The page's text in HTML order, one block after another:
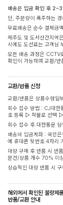
배송은 입금 확인 후
단, 주문량이 폭주하는
무료배송은 순수 결제금
제주도 및 도서산간지역
시에도 도선료는 고객님
모든 배송 과정은 CCTV
확인이 가능하며 교환/반
교환/반품 신청
교환/반품은 상품수령일
회수 접수 방법 : CJ대
호 등록 ▷ 착불로 선택
회수 접수 후 대한통운
배송비 입금계좌 : 국민
에 휴대폰 뒷번호 4자리
대량 구매 후 반품 시 반
문건/상품 개수 70% 이
상습적인 대량 반품 시
해외에서 확인된 불량제
반품/교환 안내